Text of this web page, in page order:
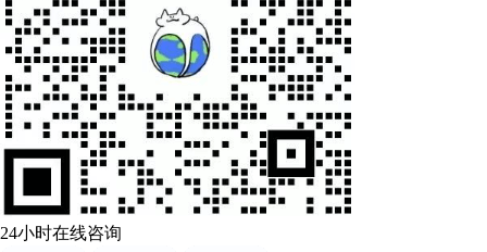
24小时在线咨询